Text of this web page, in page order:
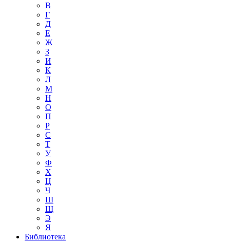
В
Г
Д
Е
Ж
З
И
К
Л
М
Н
О
П
Р
С
Т
У
Ф
Х
Ц
Ч
Ш
Щ
Э
Я
Библиотека